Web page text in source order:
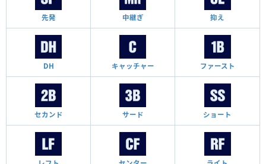
先発 中継ぎ 抑え
DH キャッチャー ファースト
セカンド サード ショート